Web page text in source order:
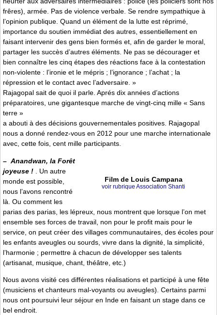
frêres), armée. Pas de violence verbale. Se rendre sympathique à
l’opinion publique. Quand un élément de la lutte est réprimé,
importance du soutien immédiat des autres, essentiellement en
faisant intervenir des gens bien formés et, afin de garder le moral,
partager les succès d’autres éléments. Ne pas se décourager et
bien connaître les cinq étapes des réactions face à la contestation
non-violente : l’ironie et le mépris ; l’ignorance ; l’achat ; la
répression et le contact avec l’adversaire. »
Rajagopal sait de quoi il parle. Aprés dix années d’actions
préparatoires, une gigantesque marche de vingt-cinq mille « Sans
terre »
a abouti à des décisions gouvernementales positives. Rajagopal
nous a donné rendez-vous en 2012 pour une marche internationale
avec, cette fois, cent mille participants.
Film de Louis Campana
voir rubrique Association Shanti
– Anandwan, la Forêt
joyeuse !
. Un autre
monde est possible,
nous l’avons rencontré
là. Ou comment les
parias des parias, les lépreux, nous montrent que lorsque l’on met
ensemble ses forces de travail, non pour le profit mais pour le
service, on peut créer des villages communautaires, des écoles pour
les enfants aveugles ou sourds, vivre dans la dignité, la simplicité,
l’harmonie ; permettre à chacun de développer ses talents
(artisanat, musique, chant, théâtre, etc.)
Nous avons visité ces différentes réalisations et participé à une fête
(musiciens et chanteurs mal-voyants ou aveugles). Certains parmi
nous ont poursuivi leur séjour en Inde en faisant un stage dans ce
bel endroit.